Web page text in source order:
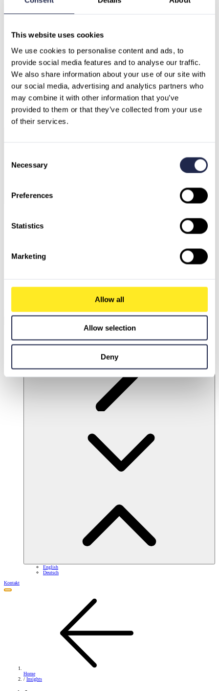
This website uses cookies
We use cookies to personalise content and ads, to
provide social media features and to analyse our traffic.
We also share information about your use of our site with
our social media, advertising and analytics partners who
may combine it with other information that you’ve
provided to them or that they’ve collected from your use
of their services.
Selection
Necessary
Preferences
Statistics
Marketing
Allow all
Allow selection
Deny
Deutschland
Schweiz
Schweden
Bulgarien
Griechenland
liefertpräzise Antworten und intelligente Lösungen
English
Deutsch
Kontakt
Home
/ Insights